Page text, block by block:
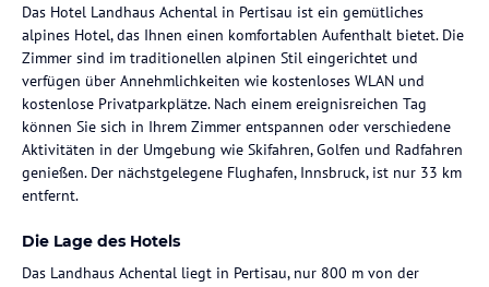
Das Hotel Landhaus Achental in Pertisau ist ein gemütliches
alpines Hotel, das Ihnen einen komfortablen Aufenthalt bietet. Die
Zimmer sind im traditionellen alpinen Stil eingerichtet und
verfügen über Annehmlichkeiten wie kostenloses WLAN und
kostenlose Privatparkplätze. Nach einem ereignisreichen Tag
können Sie sich in Ihrem Zimmer entspannen oder verschiedene
Aktivitäten in der Umgebung wie Skifahren, Golfen und Radfahren
genießen. Der nächstgelegene Flughafen, Innsbruck, ist nur 33 km
entfernt.
Die Lage des Hotels
Das Landhaus Achental liegt in Pertisau, nur 800 m von der